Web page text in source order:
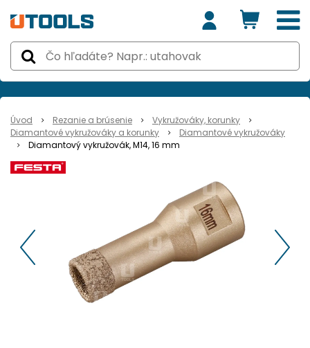
Úvod Rezanie a brúsenie
Vykružováky, korunky
Diamantové vykružováky a korunky
Diamantové vykružováky
Diamantový vykružovák, M14, 16 mm